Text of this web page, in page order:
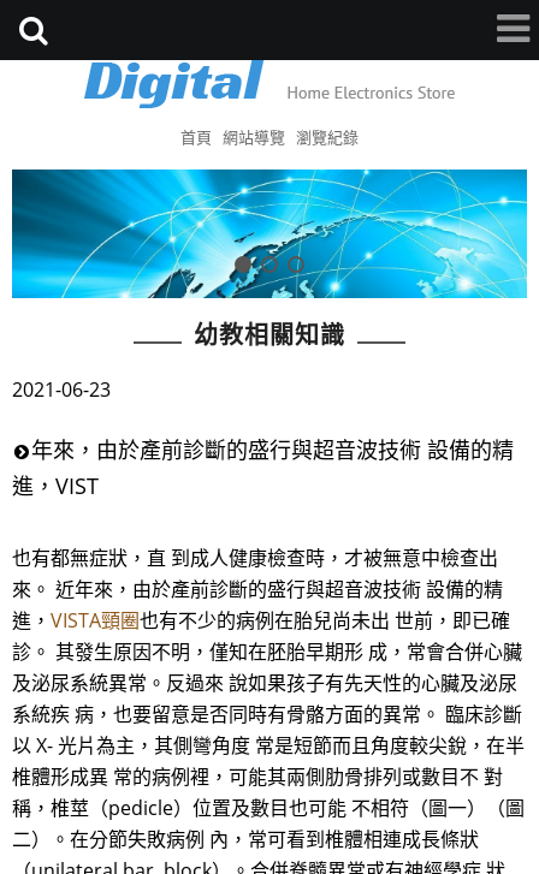
首頁 網站導覽 瀏覽紀錄
幼教相關知識
2021-06-23
年來，由於產前診斷的盛行與超音波技術 設備的精
進，VIST
也有都無症狀，直 到成人健康檢查時，才被無意中檢查出
來。 近年來，由於產前診斷的盛行與超音波技術 設備的精
進， VISTA頸圈也有不少的病例在胎兒尚未出 世前，即已確
診。 其發生原因不明，僅知在胚胎早期形 成，常會合併心臟
及泌尿系統異常。反過來 說如果孩子有先天性的心臟及泌尿
系統疾 病，也要留意是否同時有骨骼方面的異常。 臨床診斷
以 X- 光片為主，其側彎角度 常是短節而且角度較尖銳，在半
椎體形成異 常的病例裡，可能其兩側肋骨排列或數目不 對
稱，椎莖（pedicle）位置及數目也可能 不相符（圖一）（圖
二）。在分節失敗病例 內，常可看到椎體相連成長條狀